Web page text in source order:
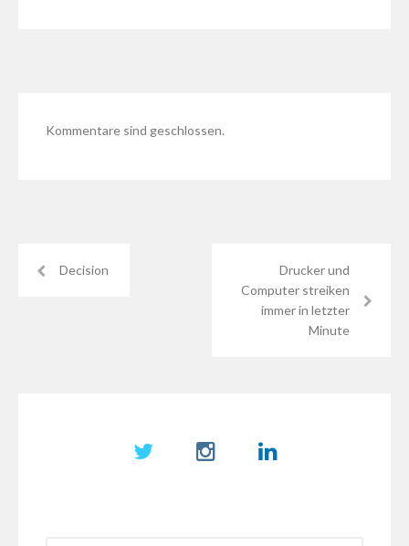
Kommentare sind geschlossen.
Decision
Drucker und
Computer streiken
immer in letzter
Minute